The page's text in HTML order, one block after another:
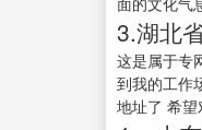
3.湖北
这是属于专
到我的工作
地址了 希望